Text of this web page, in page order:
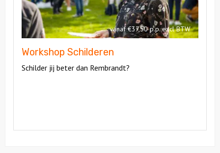
vanaf €37,50 p.p. excl BTW
Workshop Schilderen
Schilder jij beter dan Rembrandt?